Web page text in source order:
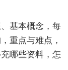
基本概念，每
重点与难点，
哪些资料，怎